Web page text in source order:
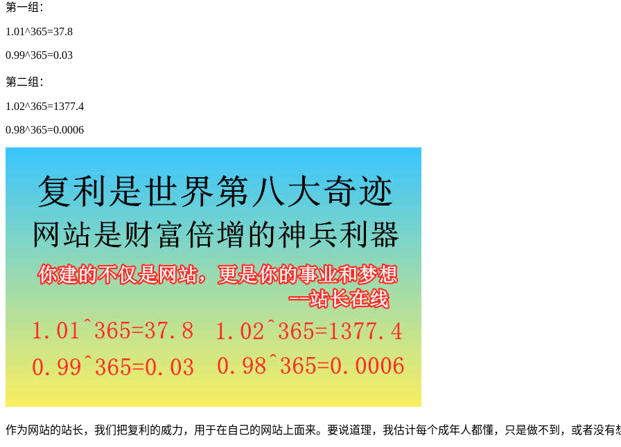
第一组：
1.01^365=37.8
0.99^365=0.03
第二组：
1.02^365=1377.4
0.98^365=0.0006
作为网站的站长，我们把复利的威力，用于在自己的网站上面来。要说道理，我估计每个成年人都懂，只是做不到，或者没有